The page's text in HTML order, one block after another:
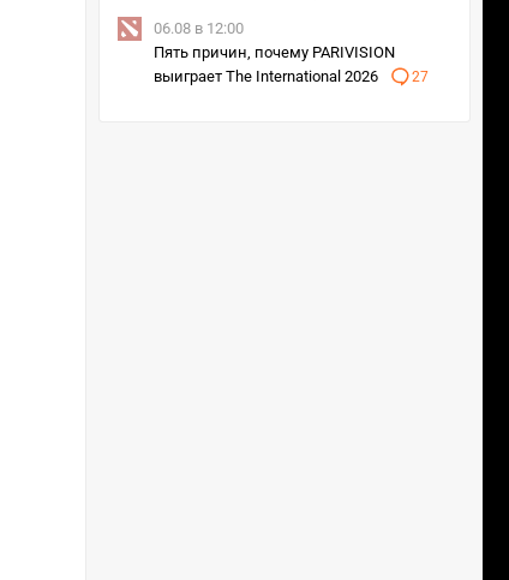
06.08 в 12:00
Пять причин, почему PARIVISION
выиграет The International 2026
27